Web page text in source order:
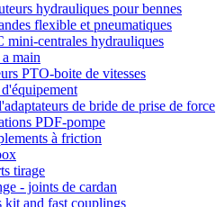
hydrauliques pour bennes
flexible et pneumatiques
mini-centrales hydrauliques
main
PTO-boite de vitesses
de bride de prise de force
PDF-pompe
à friction
tirage
- joints de cardan
kit and fast couplings